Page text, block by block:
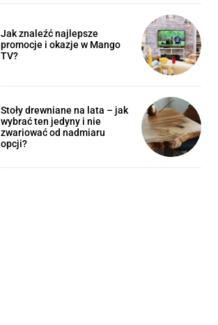
Jak znaleźć najlepsze
promocje i okazje w Mango
TV?
Stoły drewniane na lata – jak
wybrać ten jedyny i nie
zwariować od nadmiaru
opcji?